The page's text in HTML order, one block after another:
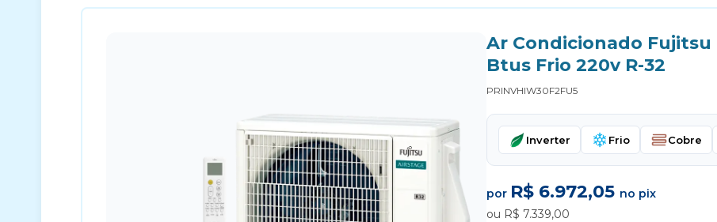
Ar Condicionado
Btus Frio 220v R-32
PRINVHIW30F2FU5
Inverter Frio Cobre
por R$ 6.972,05 no pix
ou R$ 7.339,00